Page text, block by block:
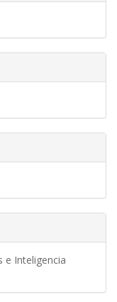
e Inteligencia